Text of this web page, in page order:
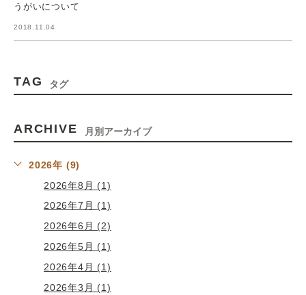
うがいについて
2018.11.04
TAG タグ
ARCHIVE 月別アーカイブ
2026年 (9)
2026年8月 (1)
2026年7月 (1)
2026年6月 (2)
2026年5月 (1)
2026年4月 (1)
2026年3月 (1)